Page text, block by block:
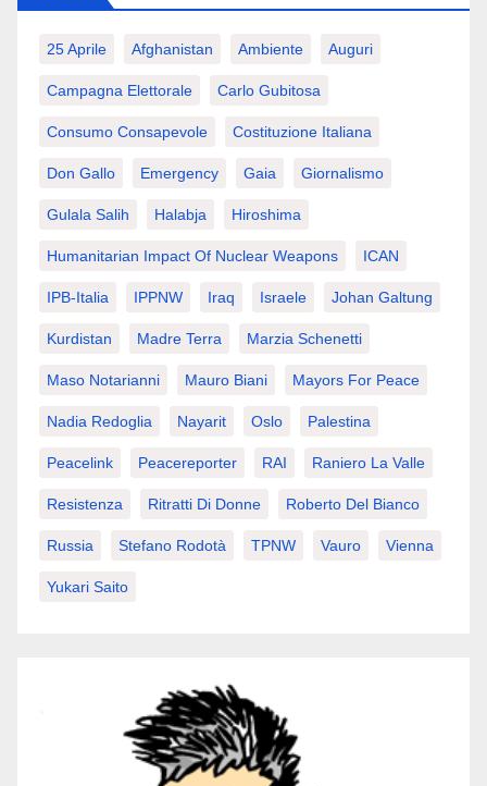
25 Aprile Afghanistan Ambiente Auguri
Campagna Elettorale Carlo Gubitosa
Consumo Consapevole Costituzione Italiana
Don Gallo Emergency Gaia Giornalismo
Gulala Salih Halabja Hiroshima
Humanitarian Impact Of Nuclear Weapons ICAN
IPB-Italia IPPNW Iraq Israele Johan Galtung
Kurdistan Madre Terra Marzia Schenetti
Maso Notarianni Mauro Biani Mayors For Peace
Nadia Redoglia Nayarit Oslo Palestina
Peacelink Peacereporter RAI Raniero La Valle
Resistenza Ritratti Di Donne Roberto Del Bianco
Russia Stefano Rodotà TPNW Vauro Vienna
Yukari Saito